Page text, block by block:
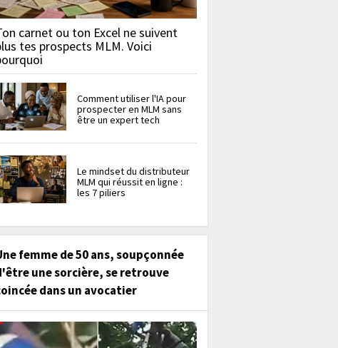
carnet ou ton Excel ne suivent
tes prospects MLM. Voici
Comment utiliser l'IA pour
prospecter en MLM sans
être un expert tech
Le mindset du distributeur
MLM qui réussit en ligne :
les 7 piliers
femme de 50 ans, soupçonnée
une sorcière, se retrouve
dans un avocatier